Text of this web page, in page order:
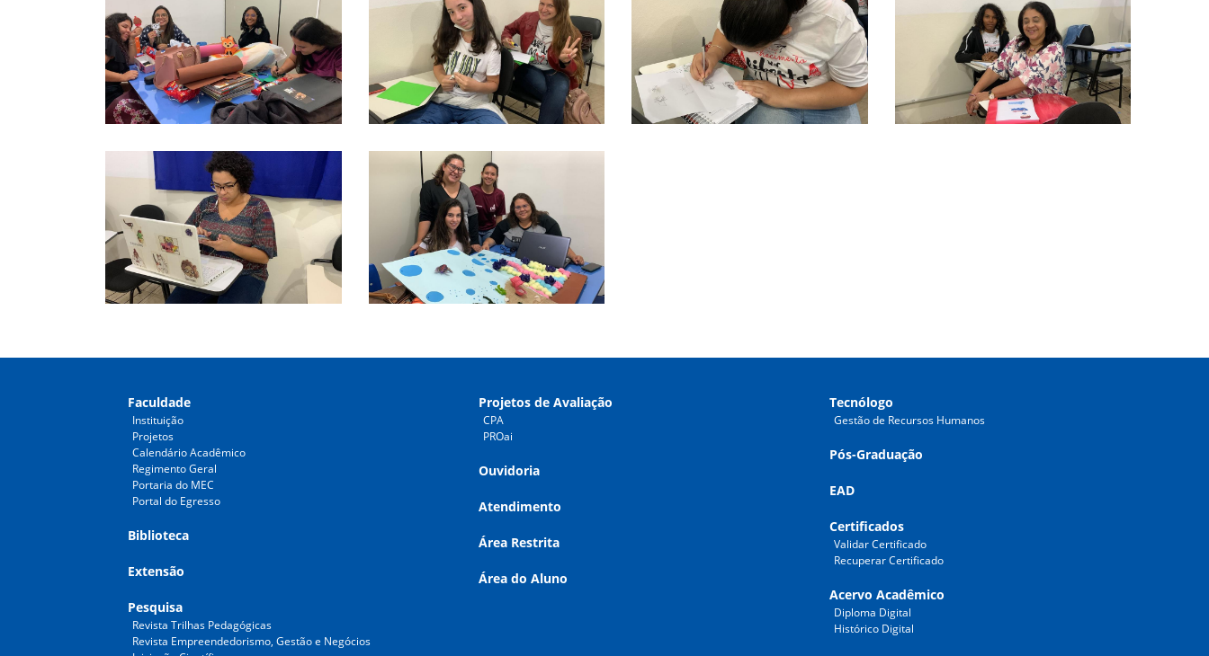
Faculdade
Instituição
Projetos
Calendário Acadêmico
Regimento Geral
Portaria do MEC
Portal do Egresso
Biblioteca
Extensão
Pesquisa
Revista Trilhas Pedagógicas
Revista Empreendedorismo, Gestão e Negócios
Projetos de Avaliação
CPA
PROai
Ouvidoria
Atendimento
Área Restrita
Área do Aluno
Tecnólogo
Gestão de Recursos Humanos
Pós-Graduação
EAD
Certificados
Validar Certificado
Recuperar Certificado
Acervo Acadêmico
Diploma Digital
Histórico Digital